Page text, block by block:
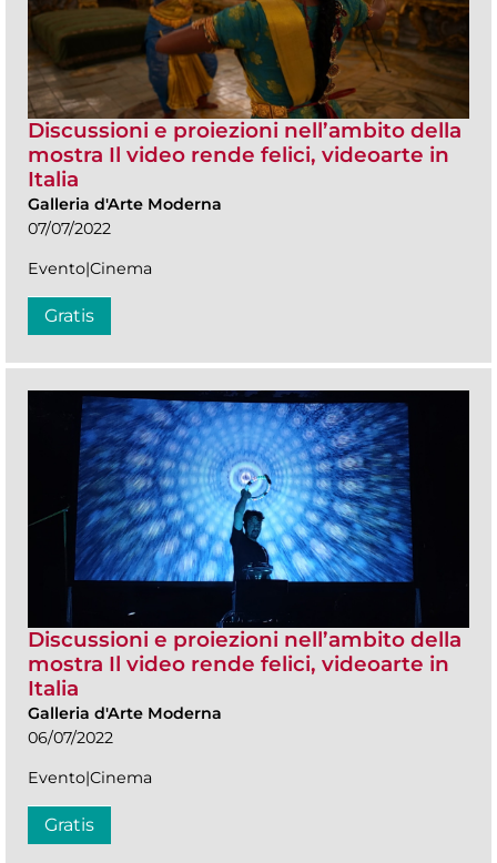
Discussioni e proiezioni nell’ambito della
mostra Il video rende felici, videoarte in
Italia
Galleria d'Arte Moderna
07/07/2022
Evento|Cinema
Gratis
Discussioni e proiezioni nell’ambito della
mostra Il video rende felici, videoarte in
Italia
Galleria d'Arte Moderna
06/07/2022
Evento|Cinema
Gratis